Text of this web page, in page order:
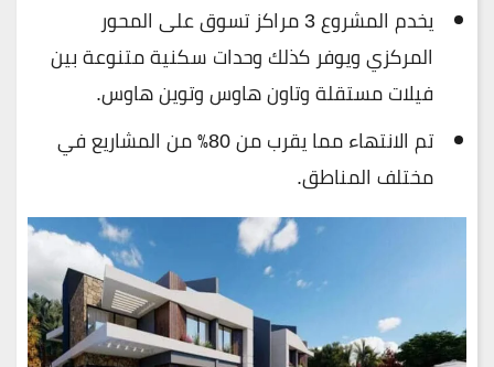
يخدم المشروع 3 مراكز تسوق على المحور
المركزي ويوفر كذلك وحدات سكنية متنوعة بين
فيلات مستقلة وتاون هاوس وتوين هاوس.
تم الانتهاء مما يقرب من 80٪ من المشاريع في
مختلف المناطق.